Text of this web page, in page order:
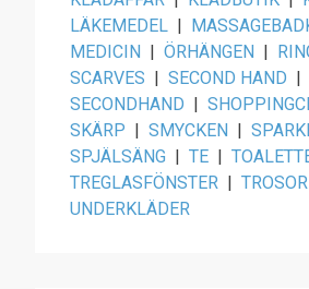
LÄKEMEDEL |
MEDICIN | ÖRHÄNGEN |
SCARVES | SECOND HAND |
SECONDHAND |
SKÄRP | SMYCKEN |
SPJÄLSÄNG | TE |
TREGLASFÖNSTER | TROSOR
UNDERKLÄDER